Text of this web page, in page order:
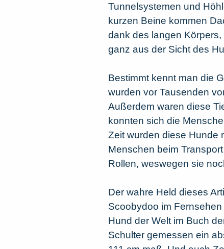
Tunnelsystemen und
kurzen Beine kommen
dank des langen
ganz aus der Sicht des
Bestimmt kennt man die
wurden vor Tausenden
Außerdem waren diese
konnten sich die
Zeit wurden diese Hunde
Menschen beim
Rollen, weswegen sie
Der wahre Held dieses
Scoobydoo im
Hund der Welt im Buch
Schulter gemessen ein